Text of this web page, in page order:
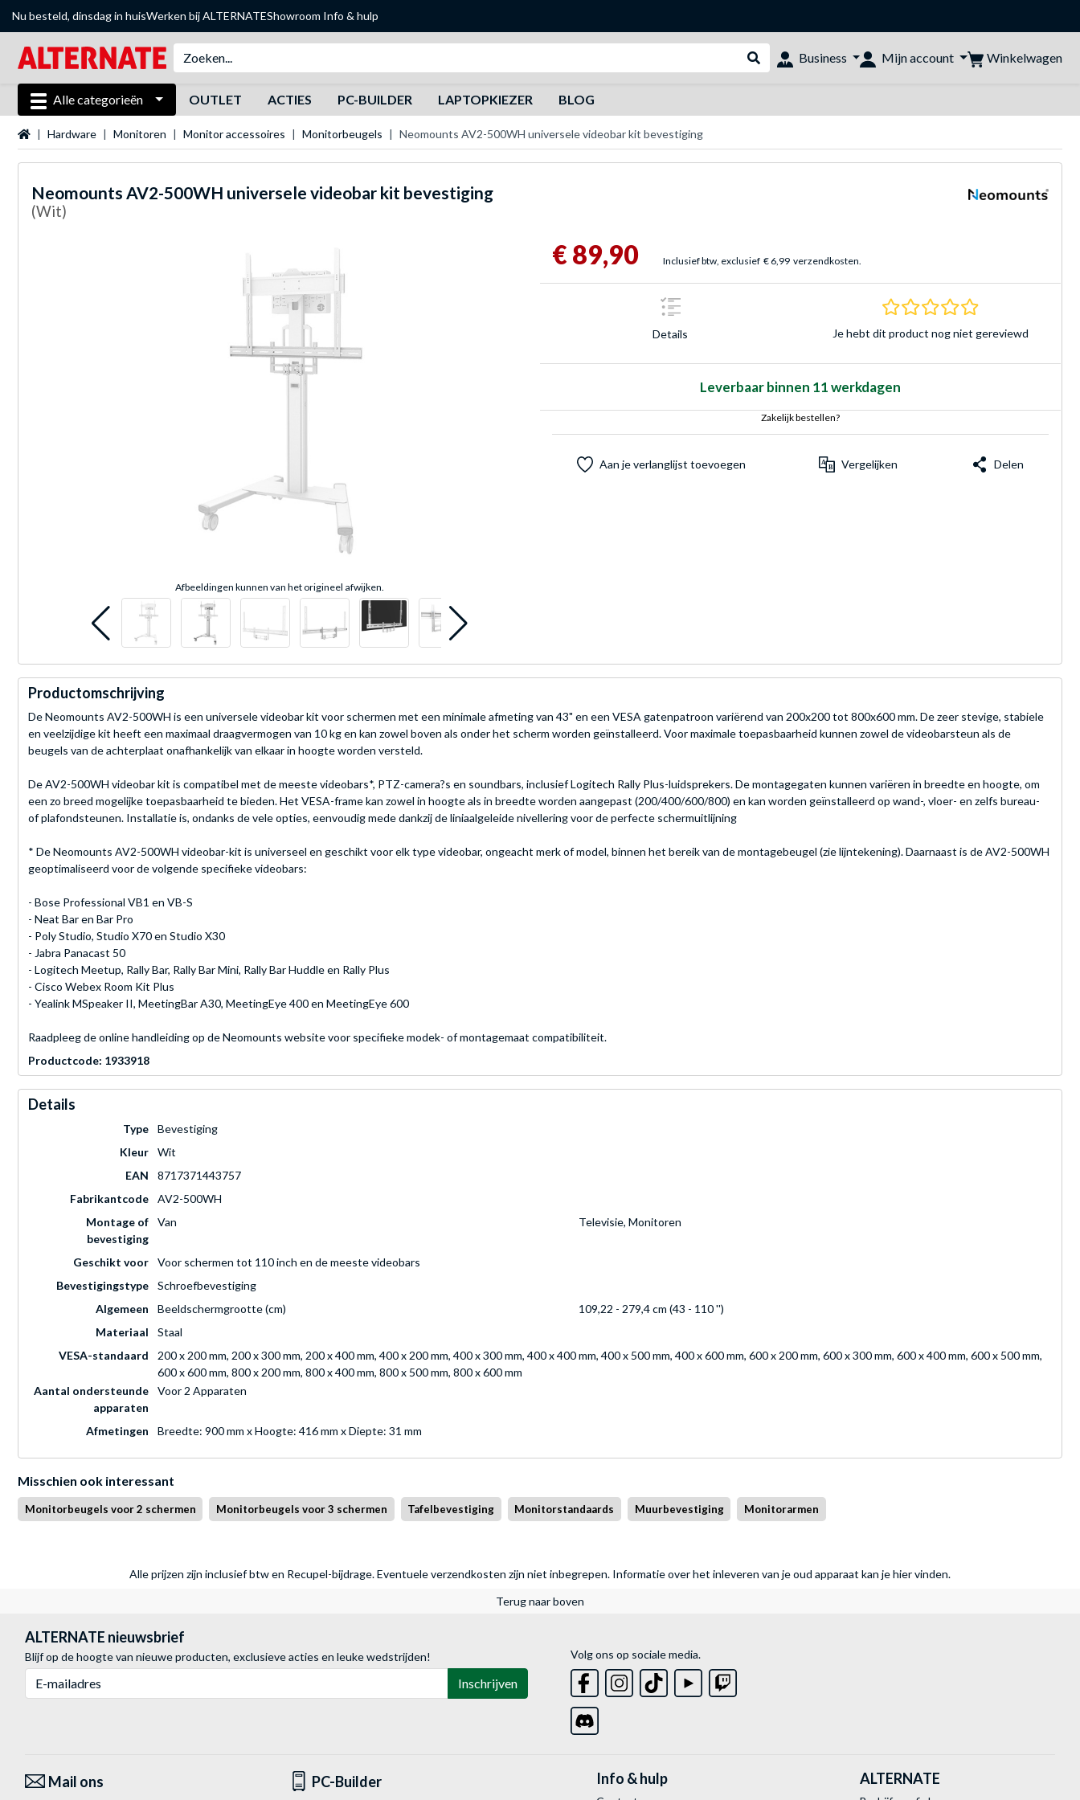
Nu besteld, dinsdag in huisWerken bij ALTERNATEShowroom Info & hulp
Webshop doorzoeken
Business Mijn account Winkelwagen
Alle categorieën OUTLET ACTIES PC-BUILDER LAPTOPKIEZER BLOG
Startpagina
Hardware Monitoren Monitor accessoires Monitorbeugels Neomounts AV2-500WH universele videobar kit bevestiging
Neomounts AV2-500WH universele videobar kit bevestiging
(Wit)
Afbeeldingen kunnen van het origineel afwijken.
€ 89,90 Inclusief btw, exclusief € 6,99 verzendkosten.
Details
0.0 sterren
Je hebt dit product nog niet gereviewd
Leverbaar binnen 11 werkdagen
Zakelijk bestellen?
Aan je verlanglijst toevoegen Vergelijken Delen
Productomschrijving
De Neomounts AV2-500WH is een universele videobar kit voor schermen met een minimale afmeting van 43" en een VESA gatenpatroon variërend van 200x200 tot 800x600 mm. De zeer stevige, stabiele
en veelzijdige kit heeft een maximaal draagvermogen van 10 kg en kan zowel boven als onder het scherm worden geïnstalleerd. Voor maximale toepasbaarheid kunnen zowel de videobarsteun als de
beugels van de achterplaat onafhankelijk van elkaar in hoogte worden versteld.
De AV2-500WH videobar kit is compatibel met de meeste videobars*, PTZ-camera?s en soundbars, inclusief Logitech Rally Plus-luidsprekers. De montagegaten kunnen variëren in breedte en hoogte, om
een zo breed mogelijke toepasbaarheid te bieden. Het VESA-frame kan zowel in hoogte als in breedte worden aangepast (200/400/600/800) en kan worden geïnstalleerd op wand-, vloer- en zelfs bureau-
of plafondsteunen. Installatie is, ondanks de vele opties, eenvoudig mede dankzij de liniaalgeleide nivellering voor de perfecte schermuitlijning
* De Neomounts AV2-500WH videobar-kit is universeel en geschikt voor elk type videobar, ongeacht merk of model, binnen het bereik van de montagebeugel (zie lijntekening). Daarnaast is de AV2-500WH
geoptimaliseerd voor de volgende specifieke videobars:
- Bose Professional VB1 en VB-S
- Neat Bar en Bar Pro
- Poly Studio, Studio X70 en Studio X30
- Jabra Panacast 50
- Logitech Meetup, Rally Bar, Rally Bar Mini, Rally Bar Huddle en Rally Plus
- Cisco Webex Room Kit Plus
- Yealink MSpeaker II, MeetingBar A30, MeetingEye 400 en MeetingEye 600
Raadpleeg de online handleiding op de Neomounts website voor specifieke modek- of montagemaat compatibiliteit.
Productcode: 1933918
Details
Type
Bevestiging
Kleur
Wit
EAN
8717371443757
Fabrikantcode
AV2-500WH
Montage of
bevestiging
Van Televisie, Monitoren
Geschikt voor
Voor schermen tot 110 inch en de meeste videobars
Bevestigingstype
Schroefbevestiging
Algemeen
Beeldschermgrootte (cm)
109,22 - 279,4 cm (43 - 110 '')
Materiaal
Staal
VESA-standaard
200 x 200 mm, 200 x 300 mm, 200 x 400 mm, 400 x 200 mm, 400 x 300 mm, 400 x 400 mm, 400 x 500 mm, 400 x 600 mm, 600 x 200 mm, 600 x 300 mm, 600 x 400 mm, 600 x 500 mm,
600 x 600 mm, 800 x 200 mm, 800 x 400 mm, 800 x 500 mm, 800 x 600 mm
Aantal ondersteunde
apparaten
Voor 2 Apparaten
Afmetingen Breedte: 900 mm x Hoogte: 416 mm x Diepte: 31 mm
Misschien ook interessant
Monitorbeugels voor 2 schermen Monitorbeugels voor 3 schermen Tafelbevestiging Monitorstandaards Muurbevestiging Monitorarmen
Alle prijzen zijn inclusief btw en Recupel-bijdrage. Eventuele verzendkosten zijn niet inbegrepen. Informatie over het inleveren van je oud apparaat kan je hier vinden.
Terug naar boven
ALTERNATE nieuwsbrief
Blijf op de hoogte van nieuwe producten, exclusieve acties en leuke wedstrijden!
Inschrijven
Volg ons op sociale media.
Mail ons PC-Builder Info & hulp ALTERNATE